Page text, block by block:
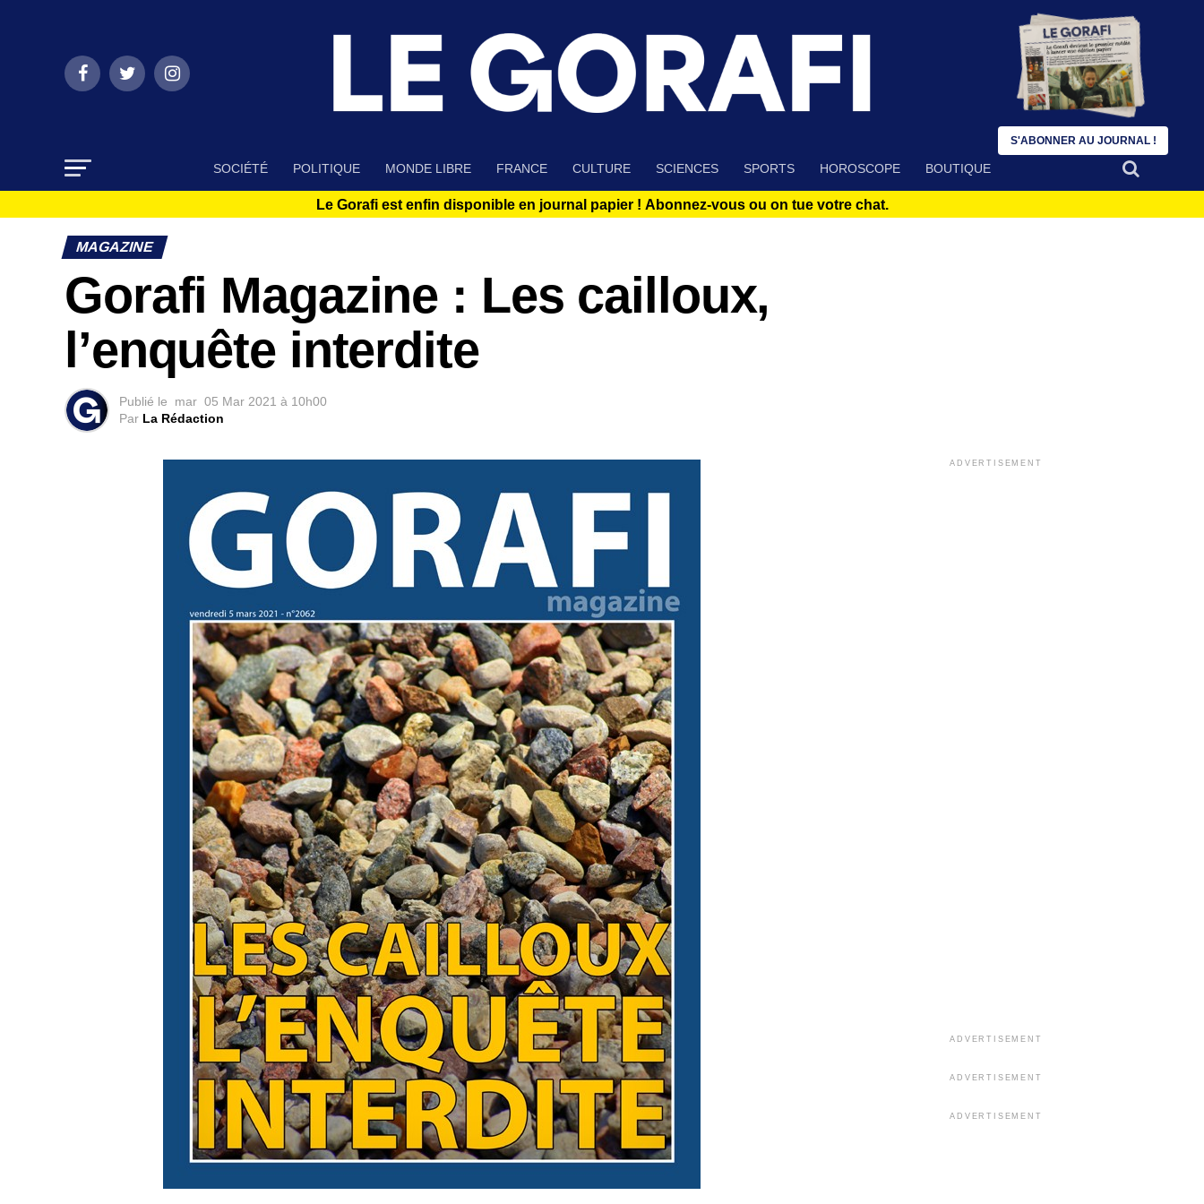
SOCIÉTÉ POLITIQUE MONDE LIBRE FRANCE CULTURE SCIENCES SPORTS HOROSCOPE BOUTIQUE
Le Gorafi est enfin disponible en journal papier ! Abonnez-vous ou on tue votre chat.
MAGAZINE
Gorafi Magazine : Les cailloux,
l’enquête interdite
Publié le mar 05 Mar 2021 à 10h00
Par La Rédaction
ADVERTISEMENT
ADVERTISEMENT
ADVERTISEMENT
ADVERTISEMENT
S'ABONNER AU JOURNAL !